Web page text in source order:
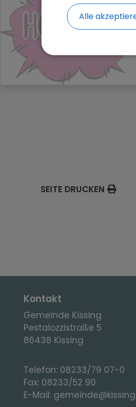
Hop & Job
SEITE DRUCKEN
Kontakt
Gemeinde Kissing
Pestalozzistraße 5
86438 Kissing
Telefon: 08233/79 07-0
Fax: 08233/52 90
E-Mail:
Alle